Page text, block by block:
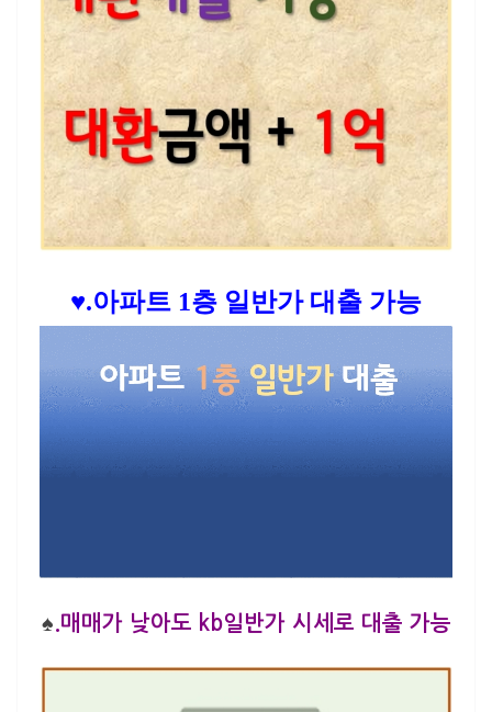
♥.아파트 1층 일반가 대출 가능
♠ .매매가 낮아도 kb일반가 시세로 대출 가능